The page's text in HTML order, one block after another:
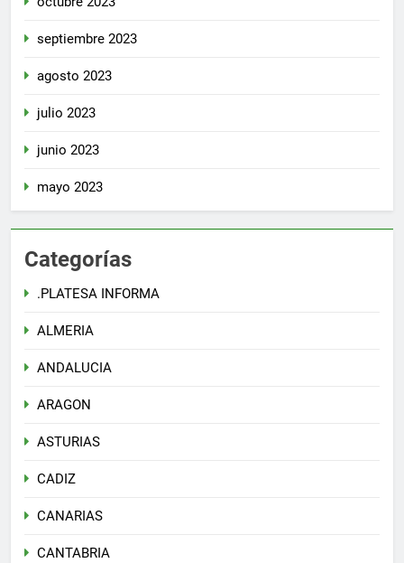
septiembre 2023
agosto 2023
julio 2023
junio 2023
mayo 2023
Categorías
.PLATESA INFORMA
ALMERIA
ANDALUCIA
ARAGON
ASTURIAS
CADIZ
CANARIAS
CANTABRIA